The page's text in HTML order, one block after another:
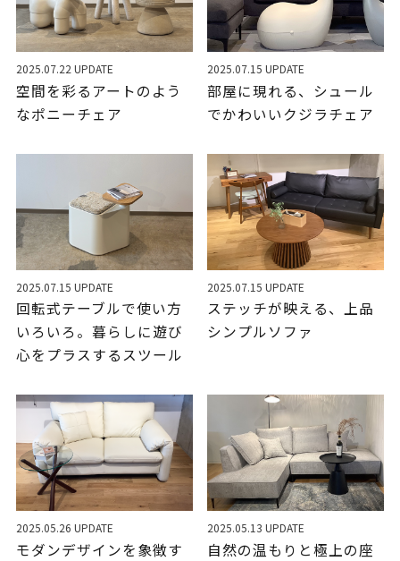
2025.07.22 UPDATE
空間を彩るアートのよう
なポニーチェア
2025.07.15 UPDATE
部屋に現れる、シュール
でかわいいクジラチェア
2025.07.15 UPDATE
回転式テーブルで使い方
いろいろ。暮らしに遊び
心をプラスするスツール
2025.07.15 UPDATE
ステッチが映える、上品
シンプルソファ
2025.05.26 UPDATE
モダンデザインを象徴す
2025.05.13 UPDATE
自然の温もりと極上の座